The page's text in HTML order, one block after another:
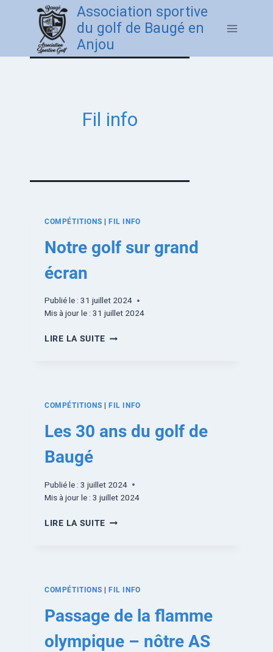
Association sportive
du golf de Baugé en
Anjou
Fil info
COMPÉTITIONS FIL INFO
Notre golf sur grand
écran
Publié le : 31 juillet 2024
Mis à jour le : 31 juillet 2024
LIRE LA SUITE
COMPÉTITIONS FIL INFO
Les 30 ans du golf de
Baugé
Publié le : 3 juillet 2024
Mis à jour le : 3 juillet 2024
LIRE LA SUITE
COMPÉTITIONS FIL INFO
Passage de la flamme
olympique – nôtre AS